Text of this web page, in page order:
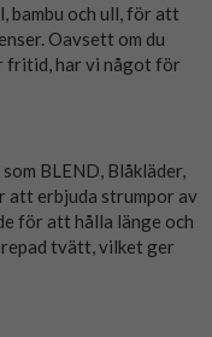
bambu och ull, för att
Oavsett om du
fritid, har vi något för
BLEND, Blåkläder,
att erbjuda strumpor av
för att hålla länge och
tvätt, vilket ger